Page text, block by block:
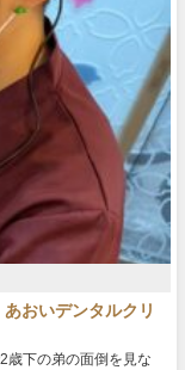
おいデンタルクリ
歳下の弟の面倒を見な